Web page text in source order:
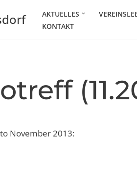
AKTUELLES
KONTAKT
November 2013: